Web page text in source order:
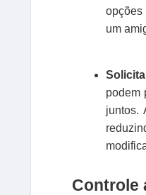
opções
um
podem
juntos.
Controle